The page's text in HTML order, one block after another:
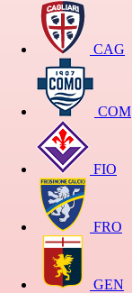
CAG
COM
FIO
FRO
GEN